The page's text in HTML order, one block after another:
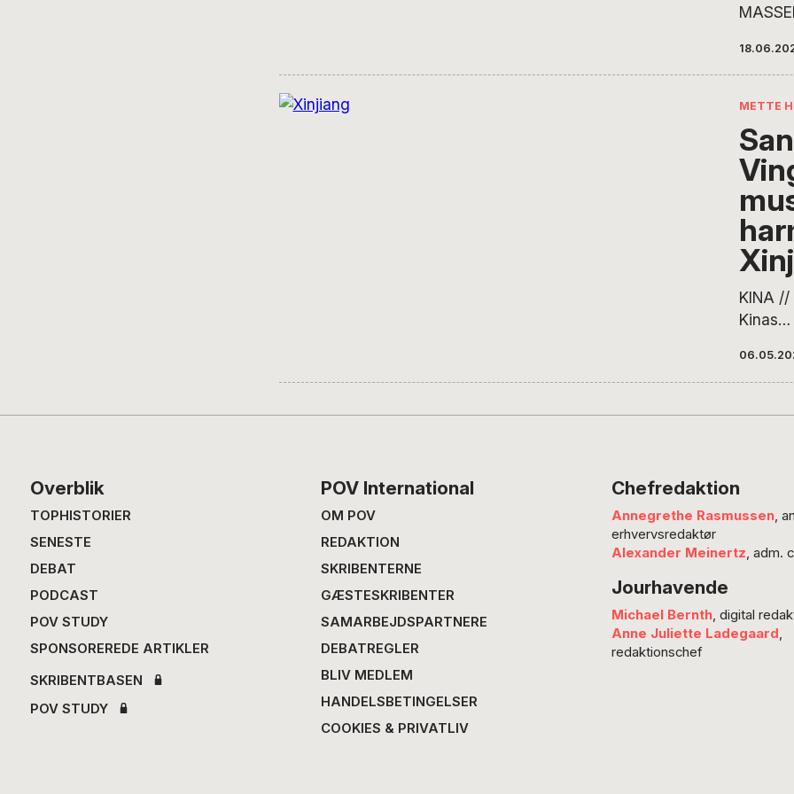
billige
med
lavet
Tilføj til
af
METTE
KINA //
Kinas
gået
om,
– lever
Footer
Overblik
TOPHISTORIER
SENESTE
DEBAT
PODCAST
POV STUDY
SPONSOREREDE ARTIKLER
SKRIBENTBASEN
POV STUDY
POV International
OM POV
REDAKTION
SKRIBENTERNE
GÆSTESKRIBENTER
SAMARBEJDSPARTNERE
DEBATREGLER
BLIV MEDLEM
HANDELSBETINGELSER
COOKIES & PRIVATLIV
Chefredaktion
Annegrethe Rasmussen,
erhvervsredaktør
Alexander Meinertz, adm.
Jourhavende
Michael Bernth, digital
Anne Juliette Ladegaard,
redaktionschef